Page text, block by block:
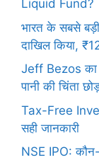
Liquid Fund?
भारत के सबसे
दाखिल किया,
Jeff Bezos का
पानी की चिंता
Tax-Free
सही जानकारी
NSE IPO: